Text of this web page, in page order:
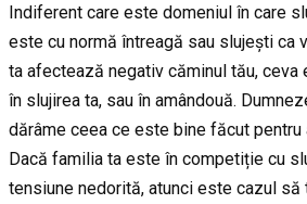
Indiferent care este domeniul în care
este cu normă întreagă sau slujești ca
ta afectează negativ căminul tău, ceva
în slujirea ta, sau în amândouă.
dărâme ceea ce este bine făcut pentru
Dacă familia ta este în competiție cu
tensiune nedorită, atunci este cazul